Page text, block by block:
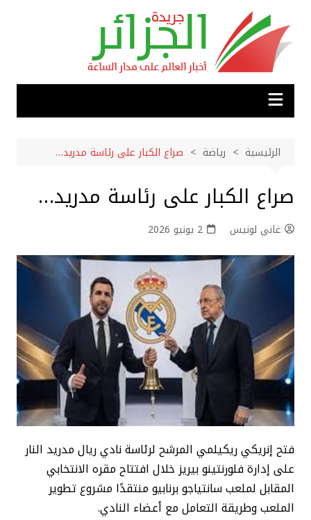
المحتوى
الرئيسية رياضة صراع الكبار على رئاسة مدريد…
صراع الكبار على رئاسة مدريد…
غاني لونيس 2 يونيو 2026
فتح إنريكي ريكيلمي المرشح لرئاسة نادي ريال مدريد النار
على إدارة فلورنتينو بيريز خلال افتتاح مقره الانتخابي
المقابل لملعب سانتياجو برنابيو منتقدًا مشروع تطوير
الملعب وطريقة التعامل مع أعضاء النادي.